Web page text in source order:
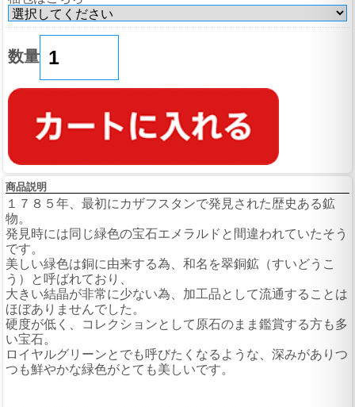
数量
商品説明
１７８５年、最初にカザフスタンで発見された歴史ある鉱
物。
発見時には同じ緑色の宝石エメラルドと間違われていたそう
です。
美しい緑色は銅に由来する為、和名を翠銅鉱（すいどうこ
う）と呼ばれており、
大きい結晶が非常に少ない為、加工品として流通することは
ほぼありませんでした。
硬度が低く、コレクションとして原石のまま鑑賞する方も多
い宝石。
ロイヤルグリーンとでも呼びたくなるような、深みがありつ
つも鮮やかな緑色がとても美しいです。